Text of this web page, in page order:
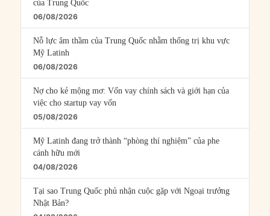
của Trung Quốc
06/08/2026
Nỗ lực âm thầm của Trung Quốc nhằm thống trị khu vực
Mỹ Latinh
06/08/2026
Nợ cho kẻ mộng mơ: Vốn vay chính sách và giới hạn của
việc cho startup vay vốn
05/08/2026
Mỹ Latinh đang trở thành “phòng thí nghiệm” của phe
cánh hữu mới
04/08/2026
Tại sao Trung Quốc phủ nhận cuộc gặp với Ngoại trưởng
Nhật Bản?